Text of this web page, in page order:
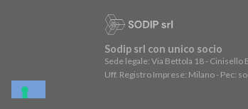
Sodip srl con unico socio
Sede legale: Via Bettola 18 -
Uff. Registro Imprese: Milano - Pec: